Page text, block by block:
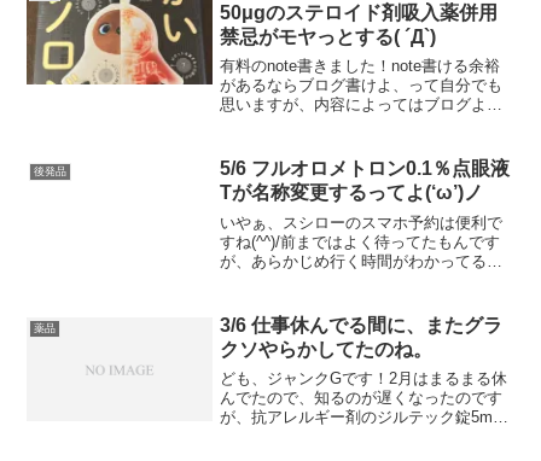
50μgのステロイド剤吸入薬併用
禁忌がモヤっとする( ´Д`)
有料のnote書きました！note書ける余裕
があるならブログ書けよ、って自分でも
思いますが、内容によってはブログより
)و無料のものも書くよ、たぶん。オープ...
後発品
5/6 フルオロメトロン0.1％点眼液
Tが名称変更するってよ(‘ω’)ノ
いやぁ、スシローのスマホ予約は便利で
すね(^^)/前まではよく待ってたもんです
が、あらかじめ行く時間がわかってる場
ベントの時とかは、ガンガン使うように
なりまし...
薬品
3/6 仕事休んでる間に、またグラ
クソやらかしてたのね。
ども、ジャンクGです！2月はまるまる休
んでたので、知るのが遅くなったのです
が、抗アレルギー剤のジルテック錠5mg